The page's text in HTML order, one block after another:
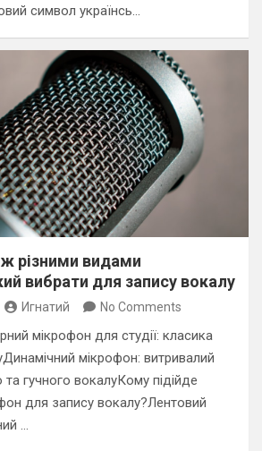
символ українсь…
різними видами
вибрати для запису вокалу
Игнатий No Comments
мікрофон для студії: класика
мікрофон: витривалий
гучного вокалуКому підійде
для запису вокалу?Лентовий
…